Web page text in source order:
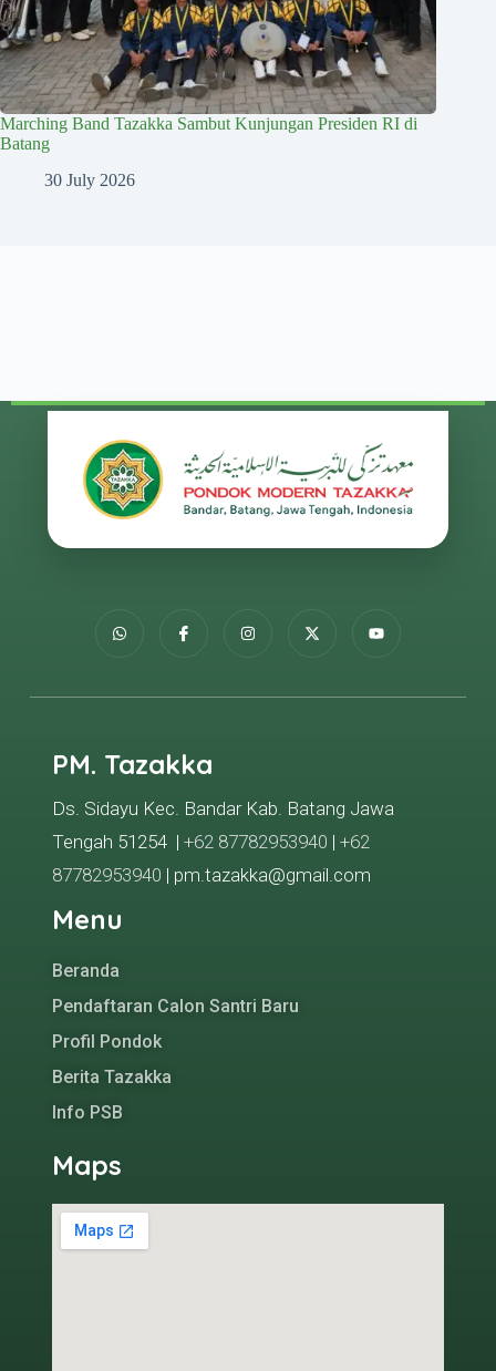
Marching Band Tazakka Sambut Kunjungan Presiden RI di
Batang
30 July 2026
PM. Tazakka
Ds. Sidayu Kec. Bandar Kab. Batang Jawa
Tengah 51254 | +62 87782953940 | +62
87782953940 | pm.tazakka@gmail.com
Menu
Beranda
Pendaftaran Calon Santri Baru
Profil Pondok
Berita Tazakka
Info PSB
Maps